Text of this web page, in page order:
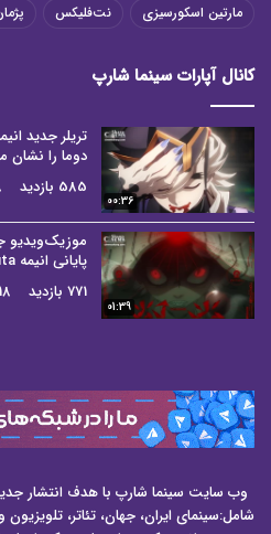
مارتین اسکورسیزی
نت‌فلیکس
کانال آپارات سینما شارپ
00:36
دوما را نشان
585 بازدید
01:39
پایانی انیمه Gachiakuta
771 بازدید
18 مهر 1404
وب سایت سینما شارپ با هدف انتشار
شامل:سینمای ایران، جهان، تئاتر،